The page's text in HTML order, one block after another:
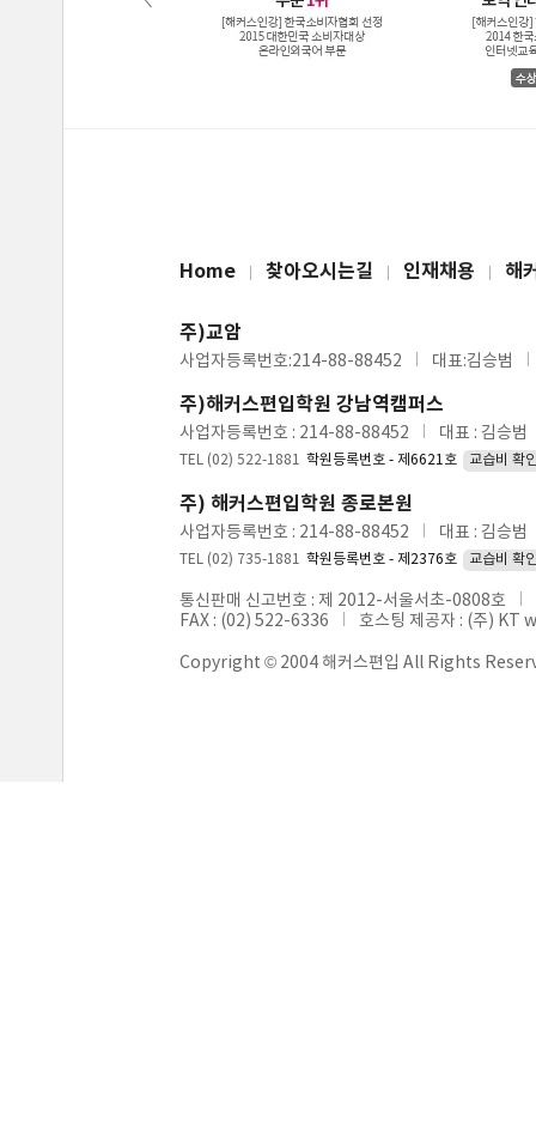
Home 찾아오시는길 인재채용 해
주)교암
사업자등록번호:214-88-88452 대표:김승범
주)해커스편입학원 강남역캠퍼스
사업자등록번호 : 214-88-88452 대표 : 김승범
TEL (02) 522-1881 학원등록번호 - 제6621호 교습비 확
주) 해커스편입학원 종로본원
사업자등록번호 : 214-88-88452 대표 : 김승범
TEL (02) 735-1881 학원등록번호 - 제2376호 교습비 확
통신판매 신고번호 : 제 2012-서울서초-0808호
FAX : (02) 522-6336
호스팅 제공자 : (주)
Copyright © 2004 해커스편입 All Rights